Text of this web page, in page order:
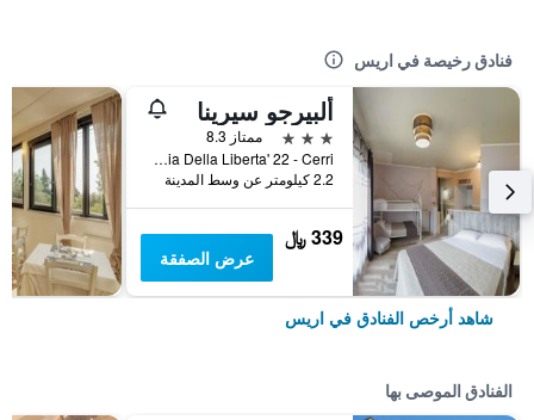
فنادق رخيصة في اريس
ألبيرجو سيرينا
3 نجوم
ممتاز 8.3
Via Della Liberta' 22 - Cerri, اريس, مقاطعة لا سبيتسيا, إيطاليا
2.2 كيلومتر عن وسط المدينة
339 ﷼
عرض الصفقة
شاهد أرخص الفنادق في اريس
الفنادق الموصى بها